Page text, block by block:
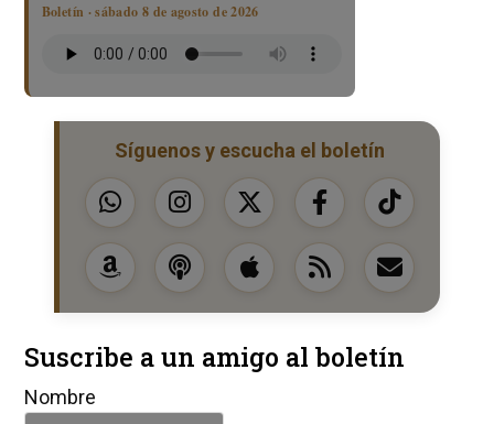
Boletín · sábado 8 de agosto de 2026
Síguenos y escucha el boletín
Suscribe a un amigo al boletín
Nombre